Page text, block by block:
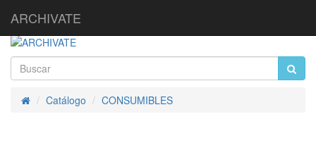
ARCHIVATE
InicioCatálogo CONSUMIBLES